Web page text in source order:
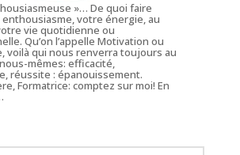
»… De quoi faire
votre énergie, au
vie quotidienne ou
Qu’on l’appelle Motivation ou
voilà qui nous renverra toujours au
mêmes: efficacité,
réussite : épanouissement.
Formatrice: comptez sur moi!En